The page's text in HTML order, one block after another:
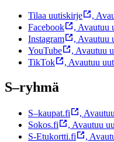
Tilaa uutiskirje ,
Facebook
, Avautuu
Instagram
, Avautuu
YouTube
, Avautuu
TikTok
, Avautuu
S–ryhmä
S–kaupat.fi ,
Sokos.fi
, Avautuu
S-Etukortti.fi
,